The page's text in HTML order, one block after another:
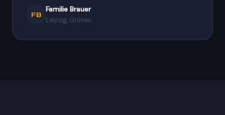
FB
Familie Brauer
Leipzig, Grünau